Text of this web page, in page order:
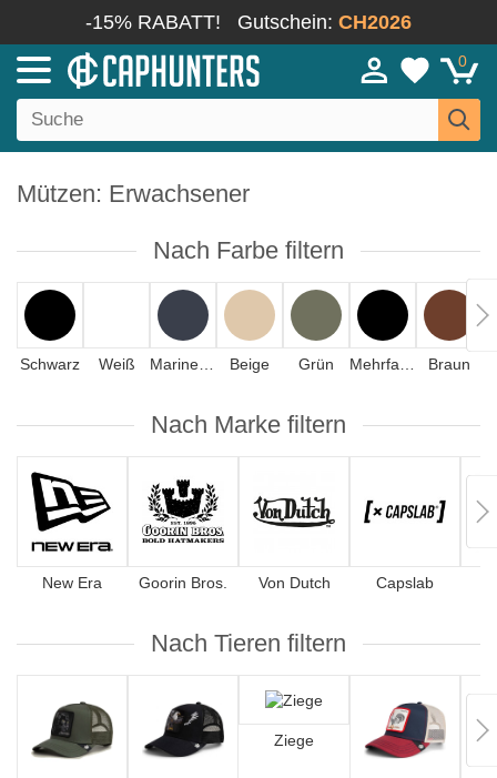
-15% RABATT! Gutschein: CH2026
0
Mützen: Erwachsener
Nach Farbe filtern
Schwarz Weiß Beige Grün Braun
Nach Marke filtern
New Era Goorin Bros. Von Dutch Capslab
Nach Tieren filtern
Ziege